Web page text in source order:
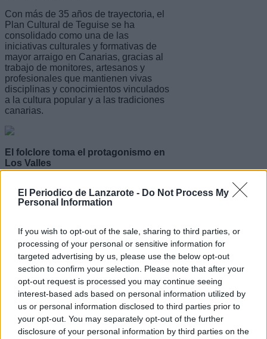
El Periodico de Lanzarote - Do Not Process My
Personal Information
If you wish to opt-out of the sale, sharing to third parties, or
processing of your personal or sensitive information for
targeted advertising by us, please use the below opt-out
section to confirm your selection. Please note that after your
opt-out request is processed you may continue seeing
interest-based ads based on personal information utilized by
us or personal information disclosed to third parties prior to
your opt-out. You may separately opt-out of the further
disclosure of your personal information by third parties on the
Con más de 35 años de trayectoria, el
Plan Cultural de Teguise se ha
consolidado como una de las
iniciativas culturales y formativas de
mayor arraigo en Canarias, gracias al
trabajo de monitores, artesanos y
profesionales que mantienen vivas
disciplinas y conocimientos vinculados
a la cultura popular y a las tradiciones
canarias.
El folclore toma el protagonismo en
Los Valles
tarde con la celebración de la Muestra
de Folclore del Plan Cultural en el
Sobre el escenario actuaron las
escuelas de Folclore de Muñique y La
Graciosa, así como las escuelas de La
Villa, Nazaret, Tao y Mozaga, dirigidas
por los monitores Luis Ortega y Miguel
Ángel Bermúdez.
Niños, jóvenes y adultos interpretaron
diversas piezas trabajadas durante el
curso, ofreciendo una muestra del